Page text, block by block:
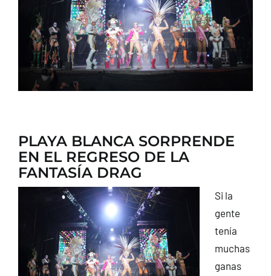
PLAYA BLANCA SORPRENDE
EN EL REGRESO DE LA
FANTASÍA DRAG
Si la
gente
tenía
muchas
ganas